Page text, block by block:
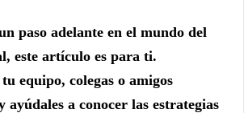
paso adelante en el mundo del
este artículo es para ti.
equipo, colegas o amigos
ayúdales a conocer las estrategias